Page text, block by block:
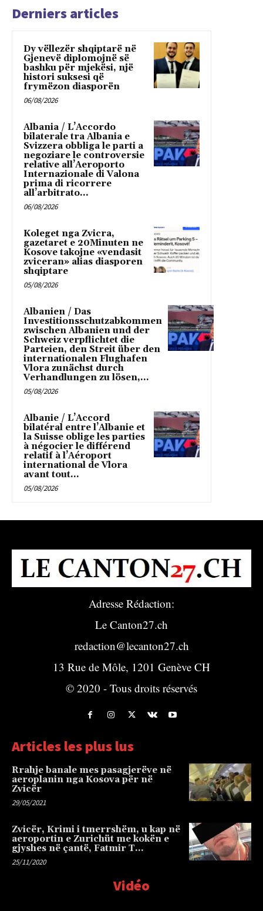
Derniers articles
Dy vëllezër shqiptarë në
Gjenevë diplomojnë së
bashku për mjekësi, një
histori suksesi që
frymëzon diasporën
06/08/2026
Albania / L’Accordo
bilaterale tra Albania e
Svizzera obbliga le parti a
negoziare le controversie
relative all’Aeroporto
Internazionale di Valona
prima di ricorrere
all’arbitrato...
06/08/2026
Koleget nga Zvicra,
gazetaret e 20Minuten ne
Kosove takojne «vendasit
zviceran» alias diasporen
shqiptare
05/08/2026
Albanien / Das
Investitionsschutzabkommen
zwischen Albanien und der
Schweiz verpflichtet die
Parteien, den Streit über den
internationalen Flughafen
Vlora zunächst durch
Verhandlungen zu lösen,...
05/08/2026
Albanie / L’Accord
bilatéral entre l’Albanie et
la Suisse oblige les parties
à négocier le différend
relatif à l’Aéroport
international de Vlora
avant tout...
05/08/2026
Adresse Rédaction:
Le Canton27.ch
redaction@lecanton27.ch
13 Rue de Môle, 1201 Genève CH
© 2020 - Tous droits réservés
Articles les plus lus
Rrahje banale mes pasagjerëve në
aeroplanin nga Kosova për në
Zvicër
29/05/2021
Zvicër, Krimi i tmerrshëm, u kap në
aeroportin e Zurichüt me kokën e
gjyshes në çantë, Fatmir T…
25/11/2020
Vidéo